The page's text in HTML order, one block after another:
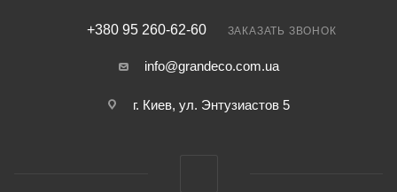
+380 95 260-62-60 ЗАКАЗАТЬ ЗВОНОК
info@grandeco.com.ua
г. Киев, ул. Энтузиастов 5